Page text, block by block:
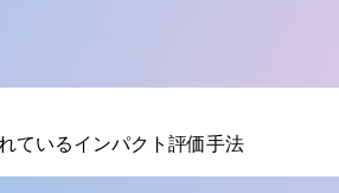
ているインパクト評価手法